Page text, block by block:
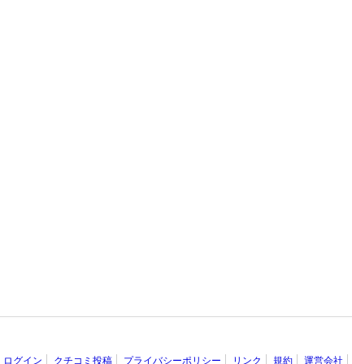
ログイン クチコミ投稿 プライバシーポリシー リンク 規約 運営会社